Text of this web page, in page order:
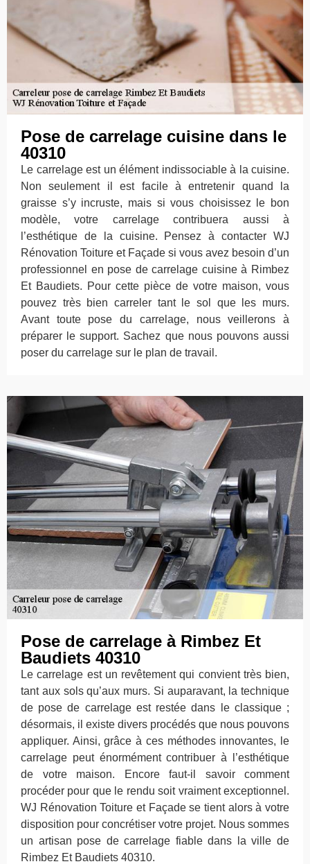
Pose de carrelage cuisine dans le
40310
Le carrelage est un élément indissociable à la cuisine.
Non seulement il est facile à entretenir quand la
graisse s’y incruste, mais si vous choisissez le bon
modèle, votre carrelage contribuera aussi à
l’esthétique de la cuisine. Pensez à contacter WJ
Rénovation Toiture et Façade si vous avez besoin d’un
professionnel en pose de carrelage cuisine à Rimbez
Et Baudiets. Pour cette pièce de votre maison, vous
pouvez très bien carreler tant le sol que les murs.
Avant toute pose du carrelage, nous veillerons à
préparer le support. Sachez que nous pouvons aussi
poser du carrelage sur le plan de travail.
Pose de carrelage à Rimbez Et
Baudiets 40310
Le carrelage est un revêtement qui convient très bien,
tant aux sols qu’aux murs. Si auparavant, la technique
de pose de carrelage est restée dans le classique ;
désormais, il existe divers procédés que nous pouvons
appliquer. Ainsi, grâce à ces méthodes innovantes, le
carrelage peut énormément contribuer à l’esthétique
de votre maison. Encore faut-il savoir comment
procéder pour que le rendu soit vraiment exceptionnel.
WJ Rénovation Toiture et Façade se tient alors à votre
disposition pour concrétiser votre projet. Nous sommes
un artisan pose de carrelage fiable dans la ville de
Rimbez Et Baudiets 40310.